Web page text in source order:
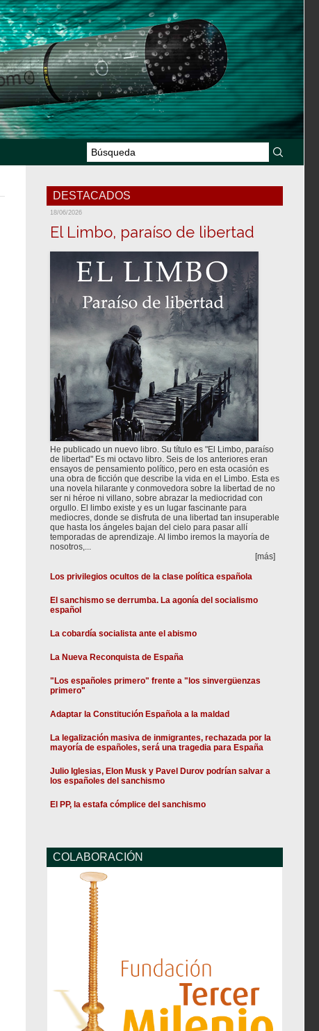
DESTACADOS
18/06/2026
El Limbo, paraíso de libertad
He publicado un nuevo libro. Su título es "El Limbo, paraíso
de libertad" Es mi octavo libro. Seis de los anteriores eran
ensayos de pensamiento político, pero en esta ocasión es
una obra de ficción que describe la vida en el Limbo. Esta es
una novela hilarante y conmovedora sobre la libertad de no
ser ni héroe ni villano, sobre abrazar la mediocridad con
orgullo. El limbo existe y es un lugar fascinante para
mediocres, donde se disfruta de una libertad tan insuperable
que hasta los ángeles bajan del cielo para pasar allí
temporadas de aprendizaje. Al limbo iremos la mayoría de
nosotros,...
[más]
Los privilegios ocultos de la clase política española
El sanchismo se derrumba. La agonía del socialismo
español
La cobardía socialista ante el abismo
La Nueva Reconquista de España
"Los españoles primero" frente a "los sinvergüenzas
primero"
Adaptar la Constitución Española a la maldad
La legalización masiva de inmigrantes, rechazada por la
mayoría de españoles, será una tragedia para España
Julio Iglesias, Elon Musk y Pavel Durov podrían salvar a
los españoles del sanchismo
El PP, la estafa cómplice del sanchismo
COLABORACIÓN